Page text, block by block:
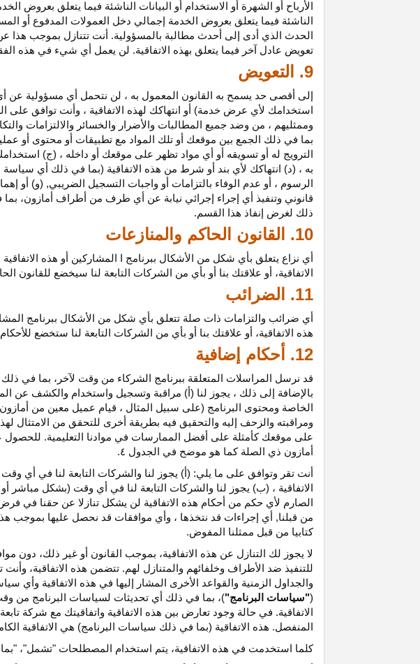
الأرباح أو الشهرة أو الاستخدام أو البيانات الناشئة فيما يتعلق بعروض
الناشئة فيما يتعلق بعروض الخدمة إجمالي دخل العمولات المدفوع أو
الحدث الذي أدى إلى أحدث مطالبة بالمسؤولية. أنت تتنازل بموجب
تعويض عادل آخر فيما يتعلق بهذه الاتفاقية. لن يعمل أي شيء في هذه
9. التعويض
إلى أقصى حد يسمح به القانون المعمول به ، لن نتحمل أي مسؤولية عن
استخدامك لأي عرض خدمة) أو انتهاكك لهذه الاتفاقية ، وأنت توافق على
وممثليهم ، من وضد جميع المطالبات والأضرار والخسائر والالتزامات
بما في ذلك الجمع بين موقعك أو تلك المواد مع تطبيقات أو محتوى أو
الترويج له أو تسويقه أو أي مواد تظهر على موقعك أو داخله ، (ج)
به ، (د) انتهاكك لأي بند أو شرط من هذه الاتفاقية (بما في ذلك أي
الرسوم ، أو عدم الوفاء بالتزامات أو واجبات التسجيل الضريبي, (و) أو
قانوني وتنفيذ أي إجراء إجرائي نيابة عن أي طرف من أطراف أمازون،
ذلك لغرض إنفاذ هذا القسم.
10. القانون الحاكم والمنازعات
أي نزاع يتعلق بأي شكل من الأشكال ببرنامج ا المشاركين أو هذه
الاتفاقية، أو علاقتك بنا أو بأي من الشركات التابعة لنا سيخضع
11. الضرائب
أي ضرائب والتزامات ذات صلة تتعلق بأي شكل من الأشكال ببرنامج
هذه الاتفاقية، أو علاقتك بنا أو بأي من الشركات التابعة لنا ستخضع
12. أحكام إضافية
قد نرسل المراسلات المتعلقة ببرنامج الشركاء من وقت لآخر، بما في ذلك
بالإضافة إلى ذلك ، يجوز لنا (أ) مراقبة وتسجيل واستخدام والكشف عن
الخاصة ومحتوى البرنامج (على سبيل المثال ، قيام عميل معين من
ومراقبته والزحف إليه والتحقيق فيه بطريقة أخرى للتحقق من الامتثال
على موقعك كأمثلة على أفضل الممارسات في موادنا التعليمية.
أمازون ذي الصلة كما هو موضح في الجدول ٤.
أنت تقر وتوافق على ما يلي: (أ) يجوز لنا والشركات التابعة لنا في
الاتفاقية ، (ب) يجوز لنا والشركات التابعة لنا في أي وقت (بشكل
الصارم لأي حكم من أحكام هذه الاتفاقية لن يشكل تنازلا عن حقنا في
من قبلنا, أي إجراءات قد نتخذها ، وأي موافقات قد نحصل عليها بموجب هذه
كتابيا من قبل ممثلنا المفوض.
لا يجوز لك التنازل عن هذه الاتفاقية، بموجب القانون أو غير ذلك، دون
للتنفيذ ضد الأطراف وخلفائهم والمتنازل لهم. تتضمن هذه الاتفاقية،
والجداول الزمنية والقواعد الأخرى المشار إليها في هذه الاتفاقية
("سياسات البرنامج")، بما في ذلك أي تحديثات لسياسات البرنامج من
الاتفاقية. في حالة وجود تعارض بين هذه الاتفاقية واتفاقيتك مع شركة
المنفصل. هذه الاتفاقية (بما في ذلك سياسات البرنامج) هي الاتفاقية
كلما استخدمت في هذه الاتفاقية، يتم استخدام المصطلحات "تشمل"،